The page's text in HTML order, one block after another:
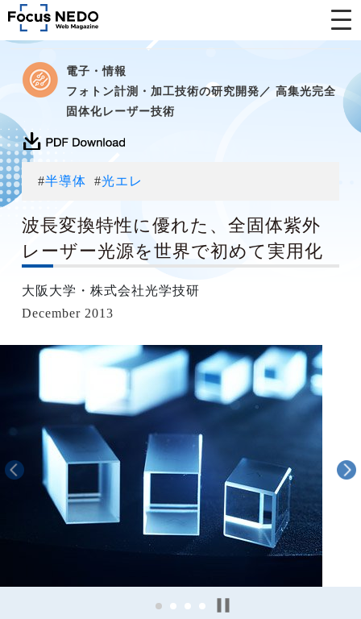
電子・情報
フォトン計測・加工技術の研究開発／ 高集光完全
固体化レーザー技術
#半導体 #光エレ
波長変換特性に優れた、全固体紫外
レーザー光源を世界で初めて実用化
大阪大学・株式会社光学技研
December 2013